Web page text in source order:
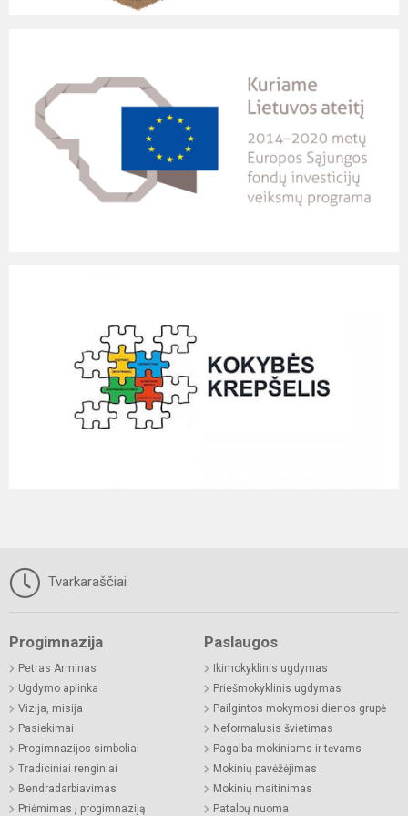
Tvarkaraščiai
Progimnazija
Petras Arminas
Ugdymo aplinka
Vizija, misija
Pasiekimai
Progimnazijos simboliai
Tradiciniai renginiai
Bendradarbiavimas
Priėmimas į progimnaziją
Paslaugos
Ikimokyklinis ugdymas
Priešmokyklinis ugdymas
Pailgintos mokymosi dienos grupė
Neformalusis švietimas
Pagalba mokiniams ir tėvams
Mokinių pavėžėjimas
Mokinių maitinimas
Patalpų nuoma